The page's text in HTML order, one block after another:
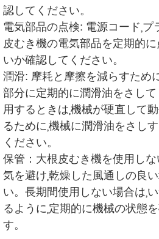
認してください。
電気部品の点検: 電源コード,プ
皮むき機の電気部品を定期的
いか確認してください。
潤滑: 摩耗と摩擦を減らすため
部分に定期的に潤滑油をさし
用するときは,機械が硬直して
るために,機械に潤滑油をさし
ください。
保管：大根皮むき機を使用し
気を避け,乾燥した風通しの良
い。長期間使用しない場合は,
るように,定期的に機械の状態
す。